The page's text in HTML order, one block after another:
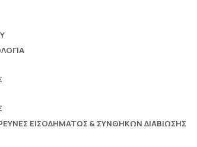
ΕΙΣΟΔΗΜΑΤΟΣ & ΣΥΝΘΗΚΩΝ ΔΙΑΒΙΩΣΗΣ